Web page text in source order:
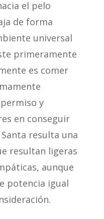
el pelo
de forma
universal
primeramente
es comer
y
en conseguir
resulta una
resultan ligeras
aunque
potencia igual